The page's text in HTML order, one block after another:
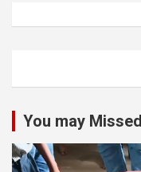
You may Missed